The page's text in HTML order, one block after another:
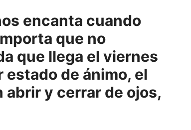
encanta cuando
que no
que llega el viernes
estado de ánimo, el
abrir y cerrar de ojos,